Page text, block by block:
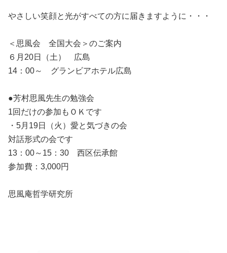
やさしい笑顔と光がすべての方に届きますように・・・
＜思風会 全国大会＞のご案内
６月20日（土） 広島
14：00～ グランビアホテル広島
●芳村思風先生の勉強会
1回だけの参加もＯＫです
・5月19日（火）愛と気づきの会
対話形式の会です
13：00～15：30 西区伝承館
参加費：3,000円
思風庵哲学研究所